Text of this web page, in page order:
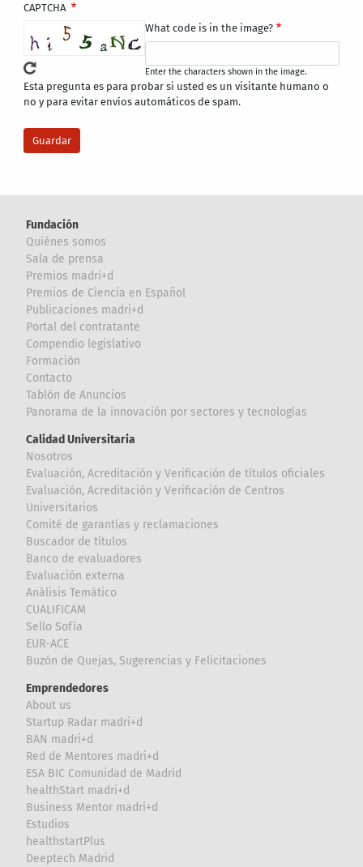
CAPTCHA
What code is in the image?
Enter the characters shown in the image.
Esta pregunta es para probar si usted es un visitante humano o
no y para evitar envíos automáticos de spam.
Fundación
Quiénes somos
Sala de prensa
Premios madri+d
Premios de Ciencia en Español
Publicaciones madri+d
Portal del contratante
Compendio legislativo
Formación
Contacto
Tablón de Anuncios
Panorama de la innovación por sectores y tecnologías
Calidad Universitaria
Nosotros
Evaluación, Acreditación y Verificación de títulos oficiales
Evaluación, Acreditación y Verificación de Centros
Universitarios
Comité de garantías y reclamaciones
Buscador de títulos
Banco de evaluadores
Evaluación externa
Análisis Temático
CUALIFICAM
Sello Sofía
EUR-ACE
Buzón de Quejas, Sugerencias y Felicitaciones
Emprendedores
About us
Startup Radar madri+d
BAN madri+d
Red de Mentores madri+d
ESA BIC Comunidad de Madrid
healthStart madri+d
Business Mentor madri+d
Estudios
healthstartPlus
Deeptech Madrid